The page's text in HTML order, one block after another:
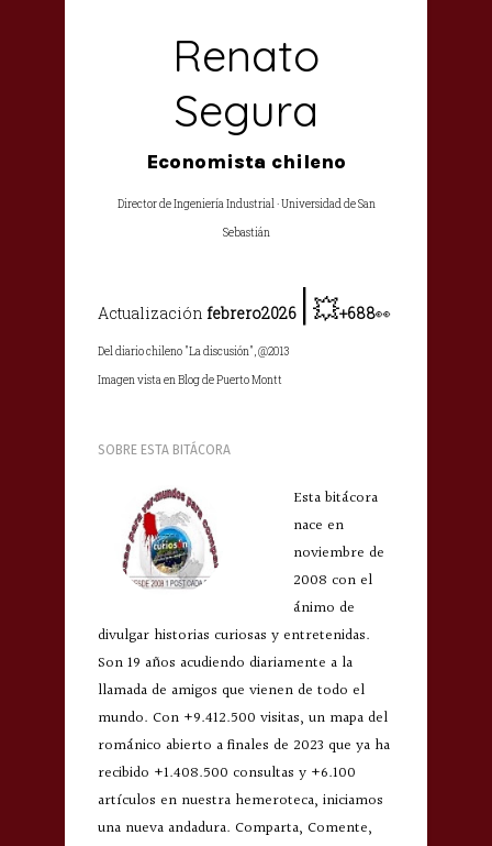
Renato
Segura
Economista chileno
Director de Ingeniería Industrial · Universidad de San
Sebastián
Actualización febrero2026 |💥+688👀
Del diario chileno "La discusión", @2013
Imagen vista en Blog de Puerto Montt
SOBRE ESTA BITÁCORA
Esta bitácora
nace en
noviembre de
2008 con el
ánimo de
divulgar historias curiosas y entretenidas.
Son 19 años acudiendo diariamente a la
llamada de amigos que vienen de todo el
mundo. Con +9.412.500 visitas, un mapa del
románico abierto a finales de 2023 que ya ha
recibido +1.408.500 consultas y +6.100
artículos en nuestra hemeroteca, iniciamos
una nueva andadura. Comparta, Comente,